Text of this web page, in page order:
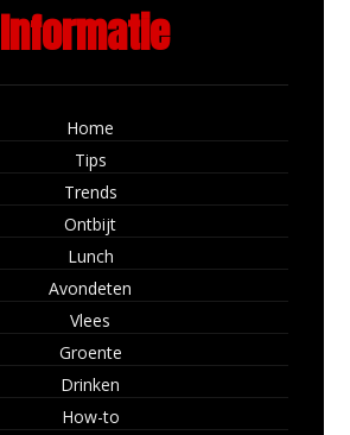
Informatie
Home
Tips
Trends
Ontbijt
Lunch
Avondeten
Vlees
Groente
Drinken
How-to